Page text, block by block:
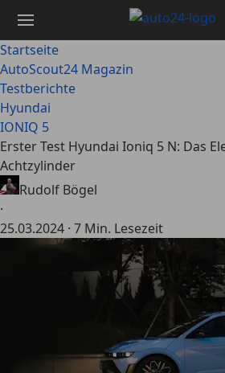
Hauptinhalt
springen
Startseite
AutoScout24 Magazin
Testberichte
Hyundai
IONIQ 5
Erster Test Hyundai Ioniq 5 N: Das
Achtzylinder
Rudolf Bögel
·
25.03.2024 · 7 Min. Lesezeit